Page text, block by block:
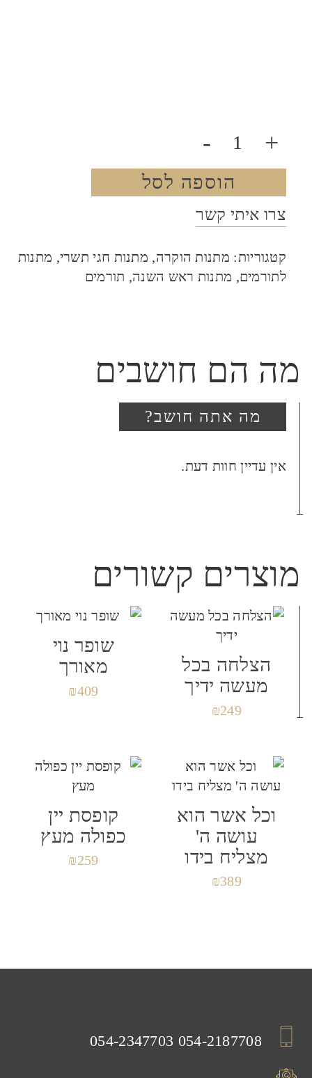
+
-
הוספה לסל
צרו איתי קשר
קטגוריות: מתנות הוקרה, מתנות חגי תשרי, מתנות
לתורמים, מתנות ראש השנה, תורמים
מה הם חושבים
מה אתה חושב?
היה הראשון לכתוב סקירה
לפעם הבאה שאגיב.
אין עדיין חוות דעת.
מוצרים קשורים
הצלחה בכל
מעשה ידיך
₪249
שופר נוי
מאורך
₪409
וכל אשר הוא
עושה ה'
מצליח בידו
₪389
קופסת יין
כפולה מעץ
₪259
054-2187708
054-2347703